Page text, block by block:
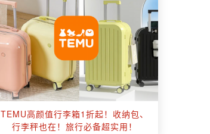
TEMU高颜值行李箱1折起！收纳包、
行李秤也在！旅行必备超实用！